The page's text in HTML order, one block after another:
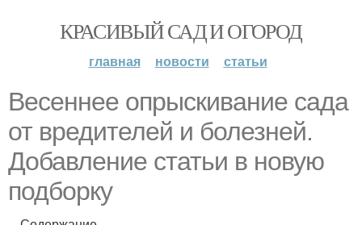
КРАСИВЫЙ САД И ОГОРОД
главная новости статьи
Весеннее опрыскивание сада
от вредителей и болезней.
Добавление статьи в новую
подборку